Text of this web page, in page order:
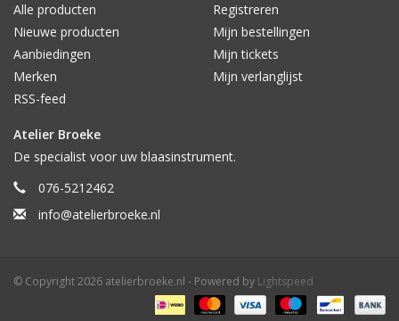
Alle producten
Nieuwe producten
Aanbiedingen
Merken
RSS-feed
Registreren
Mijn bestellingen
Mijn tickets
Mijn verlanglijst
Atelier Broeke
De specialist voor uw blaasinstrument.
076-5212462
info@atelierbroeke.nl
© Copyright 2026 atelierbroeke.nl - Powered by Lightspeed